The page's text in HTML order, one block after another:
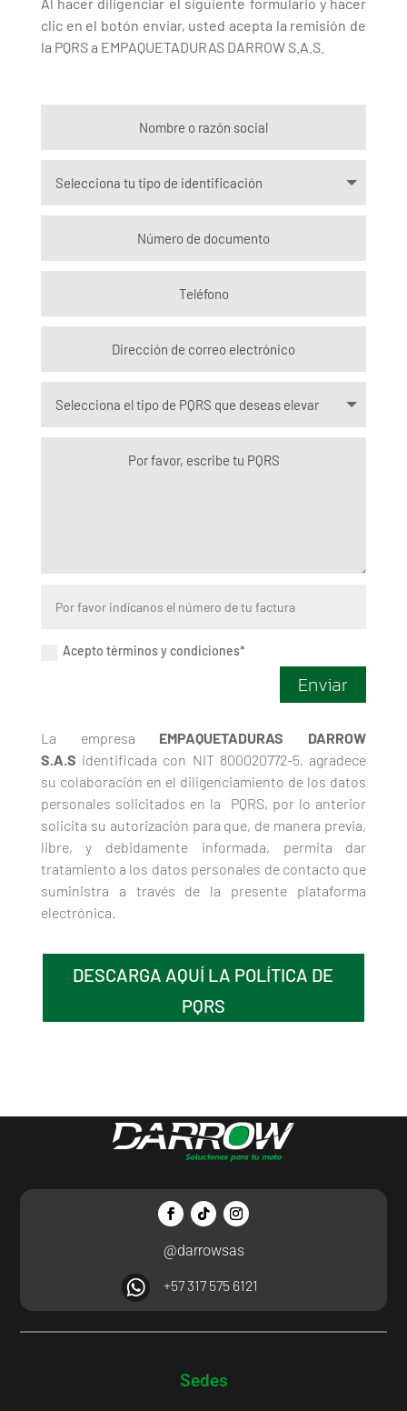
clic en el botón enviar, usted acepta la remisión de
la PQRS a EMPAQUETADURAS DARROW S.A.S.
Acepto términos y condiciones*
Enviar
La empresa EMPAQUETADURAS DARROW
S.A.S identificada con NIT 800020772-5, agradece
su colaboración en el diligenciamiento de los datos
personales solicitados en la PQRS, por lo anterior
solicita su autorización para que, de manera previa,
libre, y debidamente informada, permita dar
tratamiento a los datos personales de contacto que
suministra a través de la presente plataforma
electrónica.
DESCARGA AQUÍ LA POLÍTICA DE
PQRS
@darrowsas
+57 317 575 6121
Sedes